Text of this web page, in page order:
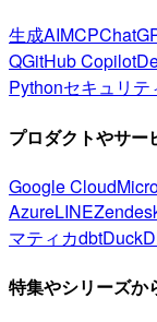
生成AIMCP
QGitHub Copilot
Pythonセキュリテ
プロダクトやサー
Google Cloud
AzureLINE
マティカdbt
特集やシリーズか